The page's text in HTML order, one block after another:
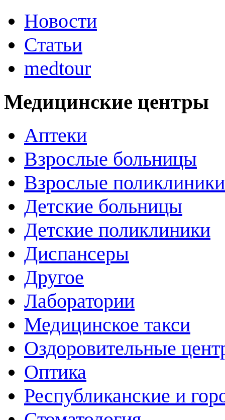
Новости
Статьи
medtour
Медицинские центры
Аптеки
Взрослые больницы
Взрослые поликлиники
Детские больницы
Детские поликлиники
Диспансеры
Другое
Лаборатории
Медицинское такси
Оздоровительные
Оптика
Республиканские и